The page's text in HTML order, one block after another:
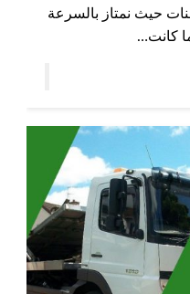
حيث نمتاز بالسرعة
كانت…